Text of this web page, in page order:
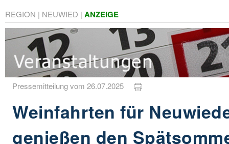
REGION | NEUWIED | ANZEIGE
Pressemitteilung vom 26.07.2025
Weinfahrten für
genießen den